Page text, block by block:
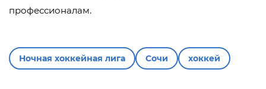
профессионалам.
Ночная хоккейная лига Сочи хоккей